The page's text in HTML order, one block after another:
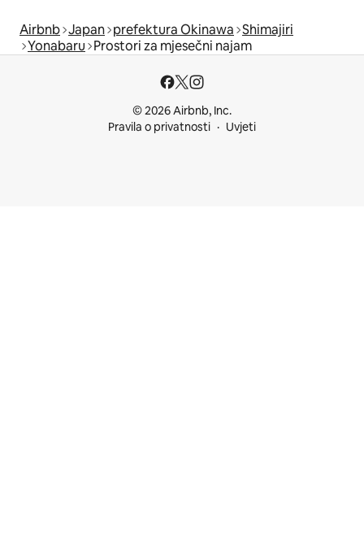
Airbnb Japan prefektura Okinawa Shimajiri
Yonabaru Prostori za mjesečni najam
© 2026 Airbnb, Inc.
Pravila o privatnosti
Uvjeti